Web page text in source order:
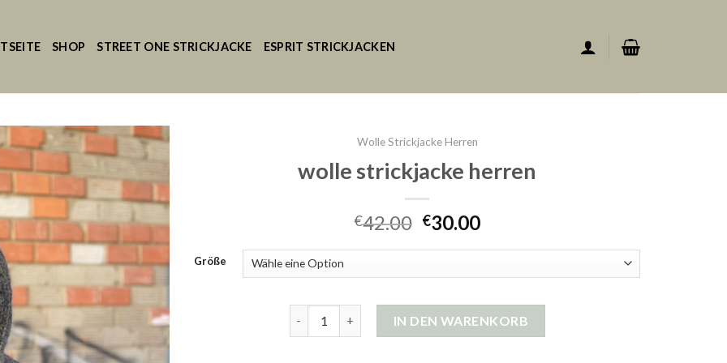
SHOP STREET ONE STRICKJACKE ESPRIT STRICKJACKEN
Wolle Strickjacke Herren
wolle strickjacke herren
€42.00 €30.00
Größe
IN DEN WARENKORB